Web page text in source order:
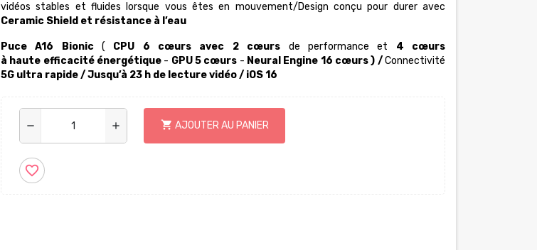
vidéos stables et fluides lorsque vous êtes en mouvement/Design conçu pour durer avec
Ceramic Shield et résistance à l’eau
Puce A16 Bionic( CPU 6 cœurs avec 2 cœurs de performance et 4 cœurs
à haute efficacité énergétique- GPU 5 cœurs - Neural Engine 16 cœurs ) /Connectivité
5G ultra rapide/ Jusqu’à 23 h de lecture vidéo /iOS 16
remove add shopping_cart AJOUTER AU PANIER
favorite_border